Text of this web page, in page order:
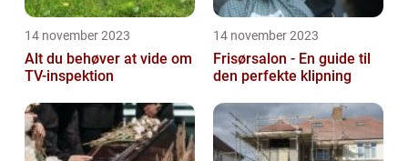
14 november 2023
Alt du behøver at vide om
TV-inspektion
14 november 2023
Frisørsalon - En guide til
den perfekte klipning